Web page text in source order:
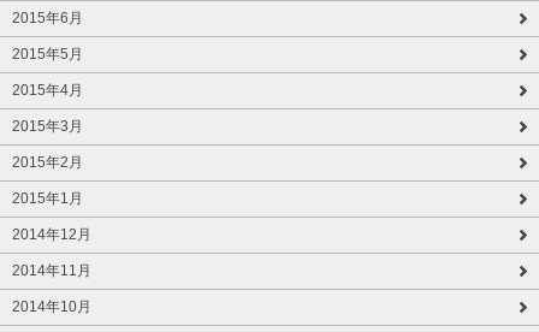
2015年6月
2015年5月
2015年4月
2015年3月
2015年2月
2015年1月
2014年12月
2014年11月
2014年10月